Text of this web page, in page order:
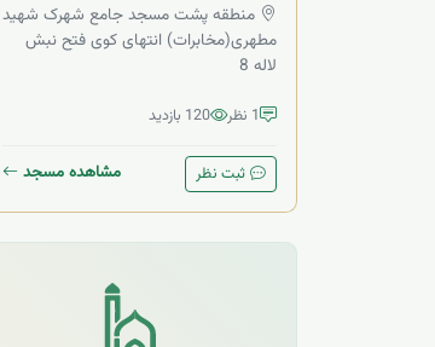
منطقه پشت مسجد جامع شهرک شهید
مطهری(مخابرات) انتهای کوی فتح نبش
لاله 8
1 نظر 120 بازدید
ثبت نظر مشاهده مسجد